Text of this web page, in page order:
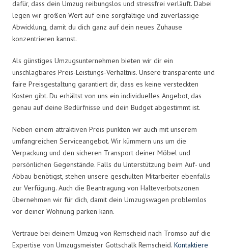
dafür, dass dein Umzug reibungslos und stressfrei verläuft. Dabei
legen wir großen Wert auf eine sorgfältige und zuverlässige
Abwicklung, damit du dich ganz auf dein neues Zuhause
konzentrieren kannst.
Als günstiges Umzugsunternehmen bieten wir dir ein
unschlagbares Preis-Leistungs-Verhältnis. Unsere transparente und
faire Preisgestaltung garantiert dir, dass es keine versteckten
Kosten gibt. Du erhältst von uns ein individuelles Angebot, das
genau auf deine Bedürfnisse und dein Budget abgestimmt ist.
Neben einem attraktiven Preis punkten wir auch mit unserem
umfangreichen Serviceangebot. Wir kümmern uns um die
Verpackung und den sicheren Transport deiner Möbel und
persönlichen Gegenstände. Falls du Unterstützung beim Auf- und
Abbau benötigst, stehen unsere geschulten Mitarbeiter ebenfalls
zur Verfügung. Auch die Beantragung von Halteverbotszonen
übernehmen wir für dich, damit dein Umzugswagen problemlos
vor deiner Wohnung parken kann.
Vertraue bei deinem Umzug von Remscheid nach Tromso auf die
Expertise von Umzugsmeister Gottschalk Remscheid. Kontaktiere